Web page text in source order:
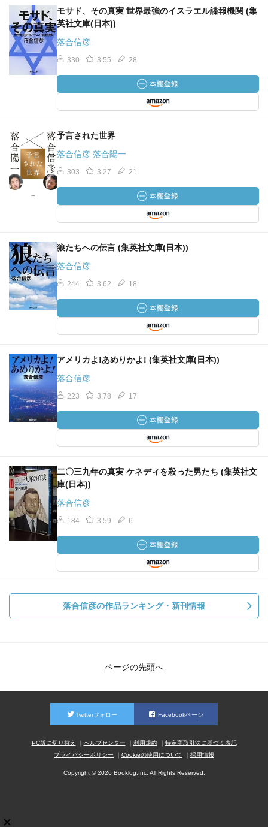
モサド、その真実 世界最強のイスラエル諜報機関 (集
英社文庫(日本))
落合信彦
330 3.55 28
予言された世界
落合信彦 落合陽一
303 3.27 21
狼たちへの伝言 (集英社文庫(日本))
落合信彦
244 3.62 18
アメリカよ!あめりかよ! (集英社文庫(日本))
落合信彦
223 3.78 17
二〇三九年の真実 ケネディを殺った男たち (集英社文
庫(日本))
落合信彦
184 3.59 6
落合信彦の作品ランキング・新刊情報
ページの先頭へ
Twitterフォロー Facebookページ
PC版に切り替え ヘルプセンター 利用規約
特定商取引法に基づく表記
プライバシーポリシー
Cookieの使用について 採用情報
Copyright © 2026 Booklog,Inc. All Rights Reserved.